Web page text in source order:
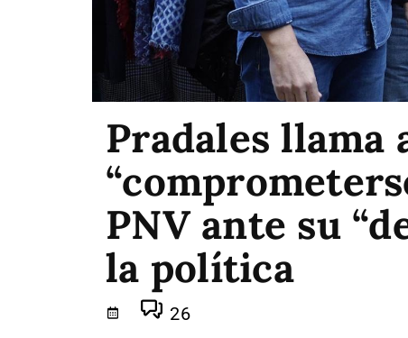
Pradales llama
PNV ante su
la política
26